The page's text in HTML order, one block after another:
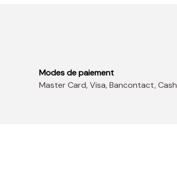
Modes de paiement
Master Card, Visa, Bancontact, Cash